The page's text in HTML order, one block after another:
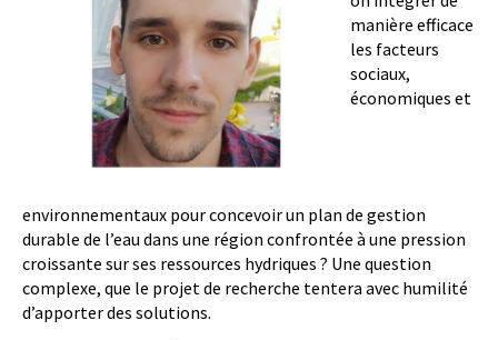
manière efficace
les facteurs
sociaux,
économiques et
environnementaux pour concevoir un plan de gestion
durable de l’eau dans une région confrontée à une pression
croissante sur ses ressources hydriques ? Une question
complexe, que le projet de recherche tentera avec humilité
d’apporter des solutions.